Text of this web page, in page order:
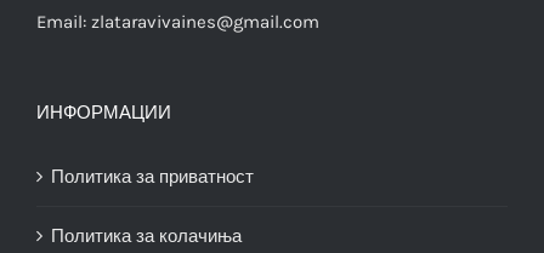
Email: zlataravivaines@gmail.com
ИНФОРМАЦИИ
Политика за приватност
Политика за колачиња